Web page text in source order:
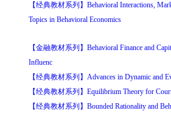
【经典教材系列】Behavioral Interactions,
Topics in Behavioral Economics
【金融教材系列】Behavioral Finance and
Influenc
【经典教材系列】Advances in Dynamic and
【经典教材系列】Equilibrium Theory for
【经典教材系列】Bounded Rationality and